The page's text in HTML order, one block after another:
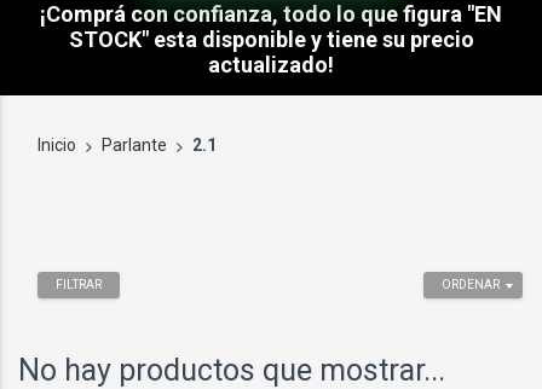
¡Comprá con confianza, todo lo que figura "EN
STOCK" esta disponible y tiene su precio
actualizado!
Inicio Parlante 2.1
ORDENAR
FILTRAR
No hay productos que mostrar...